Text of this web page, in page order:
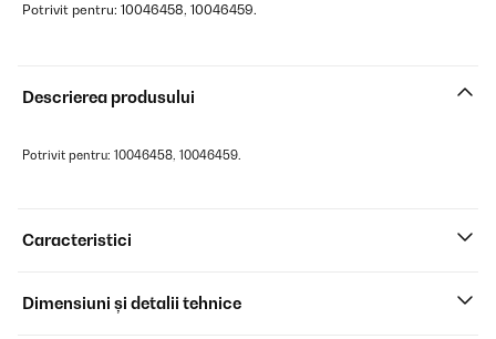
Potrivit pentru: 10046458, 10046459.
Descrierea produsului
Potrivit pentru: 10046458, 10046459.
Caracteristici
Dimensiuni și detalii tehnice